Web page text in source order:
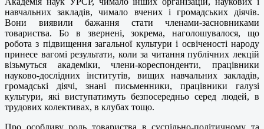
навчальних закладів, чимало вчених і громадських діячів.
Вони виявили бажання стати членами-засновниками
товариства. Бо в звернені, зокрема, наголошувалося, що
робота з підвищення загальної культури і освіченості народу
принесе вагомі результати, коли за читання публічних лекцій
візьмуться академіки, члени-кореспонденти, працівники
науково-дослідних інститутів, вищих навчальних закладів,
громадські діячі, знані письменники, працівники галузі
культури, які виступатимуть безпосередньо серед людей, в
трудових колективах, в клубах тощо.